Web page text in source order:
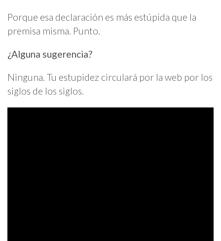
Porque esa declaración es más estúpida que la
premisa misma. Punto.
¿Alguna sugerencia?
Ninguna. Tu estupidez circulará por la web por los
siglos de los siglos.